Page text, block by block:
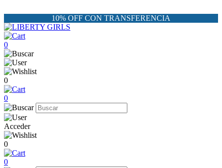
10% OFF CON TRANSFERENCIA
0
0
0
Acceder
0
0